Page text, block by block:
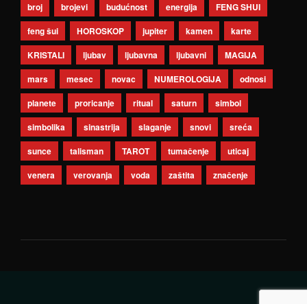
broj
brojevi budućnost energija
FENG SHUI
feng šui
HOROSKOP jupiter kamen
karte
KRISTALI
ljubav ljubavna ljubavni
MAGIJA
mars
mesec novac NUMEROLOGIJA
odnosi
planete
proricanje ritual saturn
simbol
simbolika
sinastrija slaganje snovi
sreća
sunce
talisman TAROT tumačenje
uticaj
venera
verovanja voda zaštita značenje